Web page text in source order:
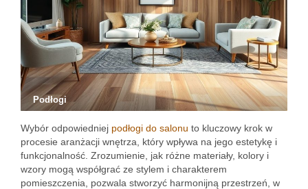
Podłogi
Wybór odpowiedniej podłogi do salonu to kluczowy krok w
procesie aranżacji wnętrza, który wpływa na jego estetykę i
funkcjonalność. Zrozumienie, jak różne materiały, kolory i
wzory mogą współgrać ze stylem i charakterem
pomieszczenia, pozwala stworzyć harmonijną przestrzeń, w